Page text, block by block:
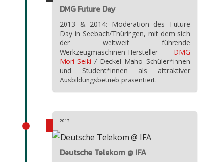
DMG Future Day
2013 & 2014: Moderation des Future
Day in Seebach/Thüringen, mit dem sich
der weltweit führende
Werkzeugmaschinen-Hersteller DMG
Mori Seiki / Deckel Maho Schüler*innen
und Student*innen als attraktiver
Ausbildungsbetrieb präsentiert.
Deutsche Telekom @ IFA
2013